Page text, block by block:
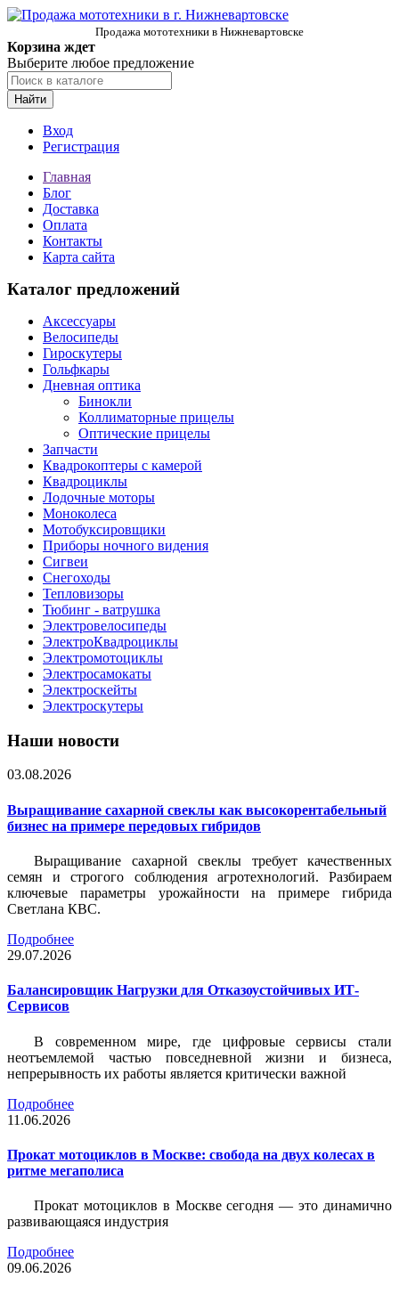
Продажа мототехники в Нижневартовске
Корзина ждет
Выберите любое предложение
Найти
Вход
Регистрация
Главная
Блог
Доставка
Оплата
Контакты
Карта сайта
Каталог предложений
Аксессуары
Велосипеды
Гироскутеры
Гольфкары
Дневная оптика
Бинокли
Коллиматорные прицелы
Оптические прицелы
Запчасти
Квадрокоптеры с камерой
Квадроциклы
Лодочные моторы
Моноколеса
Мотобуксировщики
Приборы ночного видения
Сигвеи
Снегоходы
Тепловизоры
Тюбинг - ватрушка
Электровелосипеды
ЭлектроКвадроциклы
Электромотоциклы
Электросамокаты
Электроскейты
Электроскутеры
Наши новости
03.08.2026
Выращивание сахарной свеклы как высокорентабельный
бизнес на примере передовых гибридов
Выращивание сахарной свеклы требует качественных
семян и строгого соблюдения агротехнологий. Разбираем
ключевые параметры урожайности на примере гибрида
Светлана КВС.
Подробнее
29.07.2026
Балансировщик Нагрузки для Отказоустойчивых ИТ-
Сервисов
В современном мире, где цифровые сервисы стали
неотъемлемой частью повседневной жизни и бизнеса,
непрерывность их работы является критически важной
Подробнее
11.06.2026
Прокат мотоциклов в Москве: свобода на двух колесах в
ритме мегаполиса
Прокат мотоциклов в Москве сегодня — это динамично
развивающаяся индустрия
Подробнее
09.06.2026